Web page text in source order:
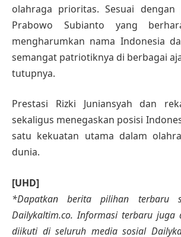
olahraga prioritas. Sesuai dengan
Prabowo Subianto yang
mengharumkan nama Indonesia
semangat patriotiknya di berbagai
tutupnya.
Prestasi Rizki Juniansyah dan
sekaligus menegaskan posisi
satu kekuatan utama dalam
dunia.
[UHD]
*Dapatkan berita pilihan terbaru
Dailykaltim.co. Informasi terbaru
diikuti di seluruh media sosial